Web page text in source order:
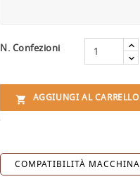
N. Confezioni
 AGGIUNGI AL CARRELLO
COMPATIBILITÀ MACCHINA